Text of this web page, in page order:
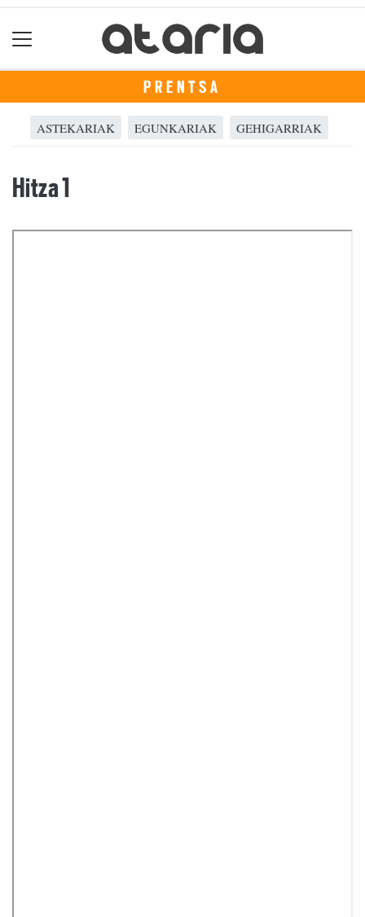
PRENTSA
ASTEKARIAK EGUNKARIAK GEHIGARRIAK
Hitza 1